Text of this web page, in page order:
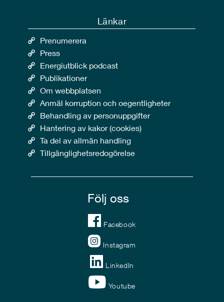
Länkar
Prenumerera
Press
Energiutblick podcast
Publikationer
Om webbplatsen
Anmäl korruption och oegentligheter
Behandling av personuppgifter
Hantering av kakor (cookies)
Ta del av allmän handling
Tillgänglighetsredogörelse
Följ oss
Facebook
Instagram
LinkedIn
Youtube